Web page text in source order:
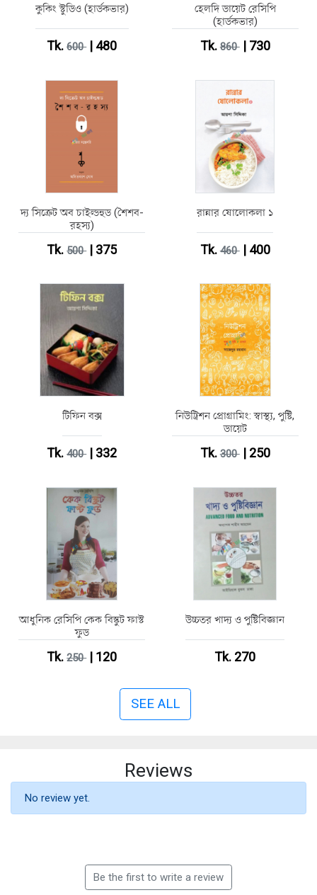
কুকিং স্টুডিও (হার্ডকভার)
Tk.600| 480
হেলদি ডায়েট রেসিপি
(হার্ডকভার)
Tk.860| 730
দ্য সিক্রেট অব চাইল্ডহুড (শৈশব-
রহস্য)
Tk.500| 375
রান্নার ষোলোকলা ১
Tk.460| 400
টিফিন বক্স
Tk.400| 332
নিউট্রিশন প্রোগ্রামিং: স্বাস্থ্য, পুষ্টি,
ডায়েট
Tk.300| 250
আধুনিক রেসিপি কেক বিস্কুট ফাস্ট
ফুড
Tk.250| 120
উচ্চতর খাদ্য ও পুষ্টিবিজ্ঞান
Tk. 270
SEE ALL
Reviews
No review yet.
Be the first to write a review